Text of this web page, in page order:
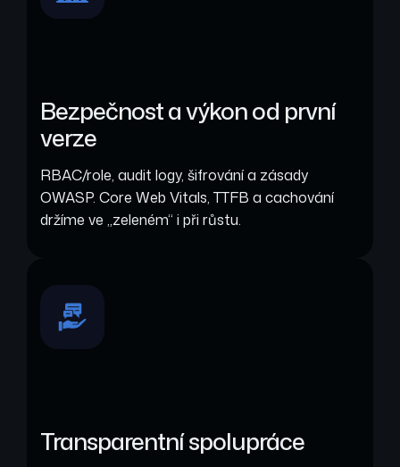
Bezpečnost a výkon od první
verze
RBAC/role, audit logy, šifrování a zásady
OWASP. Core Web Vitals, TTFB a cachování
držíme ve „zeleném“ i při růstu.
Transparentní spolupráce